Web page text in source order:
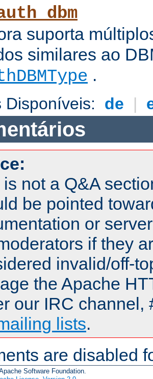
suporta
similares ao
.
Disponíveis: de |
not a Q&A
be pointed
or
if they
invalid/off-
the Apache
our IRC channel,
lists.
are disabled
Software Foundation.